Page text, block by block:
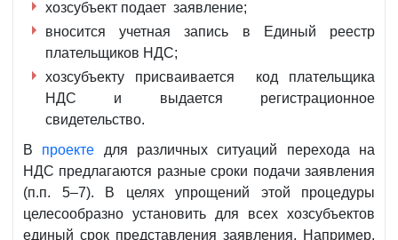
хозсубъект подает заявление;
вносится учетная запись в Единый реестр
плательщиков НДС;
хозсубъекту присваивается код плательщика
НДС и выдается регистрационное
свидетельство.
В проекте для различных ситуаций перехода на
НДС предлагаются разные сроки подачи заявления
(п.п. 5–7). В целях упрощений этой процедуры
целесообразно установить для всех хозсубъектов
единый срок представления заявления. Например,